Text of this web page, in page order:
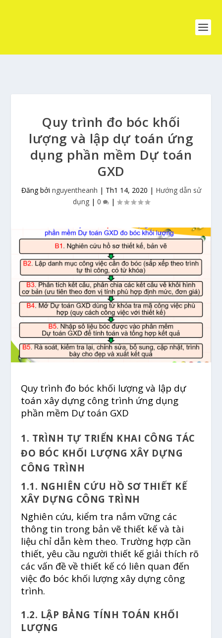
Quy trình đo bóc khối
lượng và lập dự toán ứng
dụng phần mềm Dự toán
GXD
Đăng bởi nguyentheanh | Th1 14, 2020 | Hướng dẫn sử
dụng| 0 |
Quy trình đo bóc khối lượng và lập dự
toán xây dựng công trình ứng dụng
phần mềm Dự toán GXD
1. TRÌNH TỰ TRIỂN KHAI CÔNG TÁC
ĐO BÓC KHỐI LƯỢNG XÂY DỰNG
CÔNG TRÌNH
1.1. NGHIÊN CỨU HỒ SƠ THIẾT KẾ
XÂY DỰNG CÔNG TRÌNH
Nghiên cứu, kiểm tra nắm vững các
thông tin trong bản vẽ thiết kế và tài
liệu chỉ dẫn kèm theo. Trường hợp cần
thiết, yêu cầu người thiết kế giải thích rõ
các vấn đề về thiết kế có liên quan đến
việc đo bóc khối lượng xây dựng công
trình.
1.2. LẬP BẢNG TÍNH TOÁN KHỐI
LƯỢNG